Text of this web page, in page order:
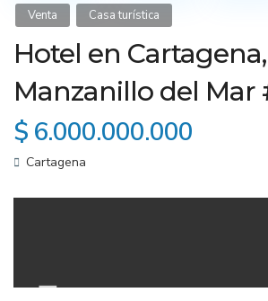
Venta Casa turística
Hotel en Cartagena,
Manzanillo del Mar
$ 6.000.000.000
Cartagena